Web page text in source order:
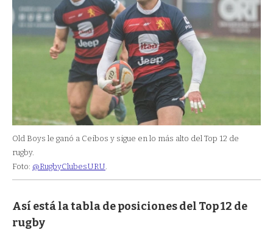
Old Boys le ganó a Ceibos y sigue en lo más alto del Top 12 de
rugby.
Foto: @RugbyClubesURU
Así está la tabla de posiciones del Top 12 de
rugby